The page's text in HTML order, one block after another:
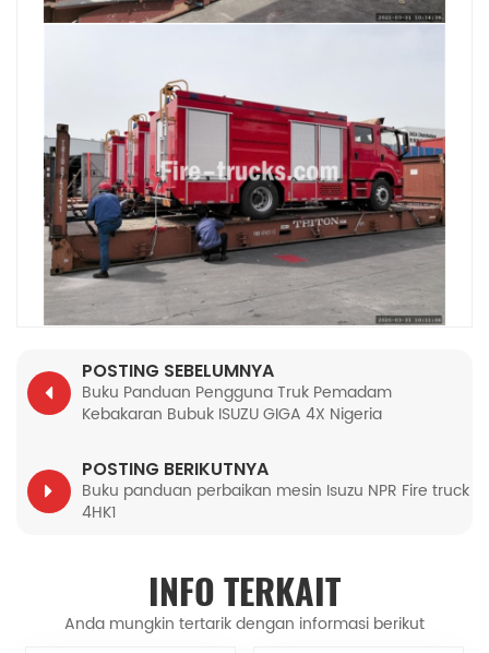
POSTING SEBELUMNYA
Buku Panduan Pengguna Truk Pemadam
Kebakaran Bubuk ISUZU GIGA 4X Nigeria
POSTING BERIKUTNYA
Buku panduan perbaikan mesin Isuzu NPR Fire truck
4HK1
INFO TERKAIT
Anda mungkin tertarik dengan informasi berikut